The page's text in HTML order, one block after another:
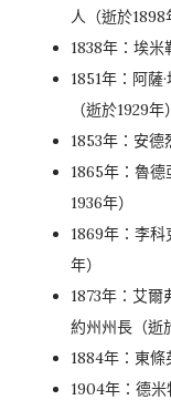
人（逝於1898
1838年：埃米
1851年：阿薩
（逝於1929年）
1853年：安德
1865年：魯
1936年）
1869年：李
年）
1873年：艾爾
約州州長（逝
1884年：東條
1904年：德米